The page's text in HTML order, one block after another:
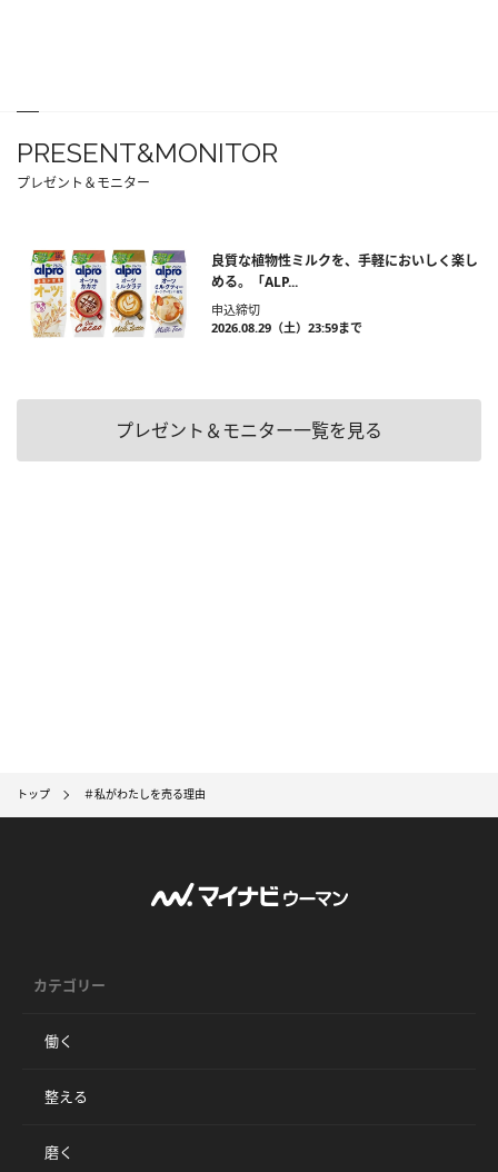
PRESENT&MONITOR
プレゼント＆モニター
良質な植物性ミルクを、手軽においしく楽し
める。「ALP...
申込締切
2026.08.29（土）23:59まで
プレゼント＆モニター一覧を見る
トップ ＃私がわたしを売る理由
カテゴリー
働く
整える
磨く